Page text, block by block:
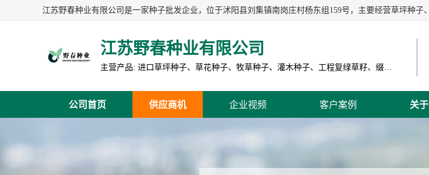
江苏野春种业有限公司
主营产品: 进口草坪种子、草花种子、牧草种子、灌木种子、工程复绿草籽、缀花组合种子
公司首页 供应商机 企业视频 客户案例 关于